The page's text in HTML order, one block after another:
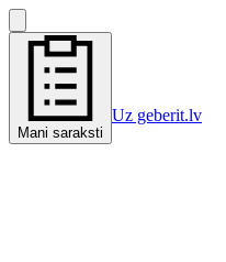
Mani saraksti
Uz geberit.lv